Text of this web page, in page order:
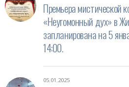
Премьера мистической
«Неугомонный дух» в
запланирована на 5
14:00.
05.01.2025